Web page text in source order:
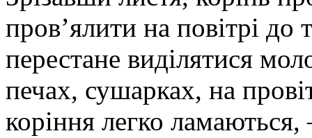
пров’ялити на повітрі до
перестане виділятися
печах, сушарках, на
коріння легко ламаються,